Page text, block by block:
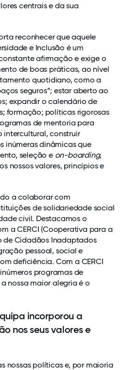
centrais e da sua
reconhecer que aquele
e Inclusão é um
afirmação e exige o
de boas práticas, ao nível
quotidiano, como a
seguros”; estar aberto ao
expandir o calendário de
formação; políticas rigorosas
de mentoria para
intercultural, construir
inúmeras dinâmicas que
seleção e on-boarding,
nossos valores, princípios e
a colaborar com
de solidariedade social
civil. Destacamos o
a CERCI (Cooperativa para a
de Cidadãos Inadaptados
pessoal, social e
deficiência. Com a CERCI
programas de
nossa maior alegria é o
incorporou a
nos seus valores e
nossas políticas e, por maioria